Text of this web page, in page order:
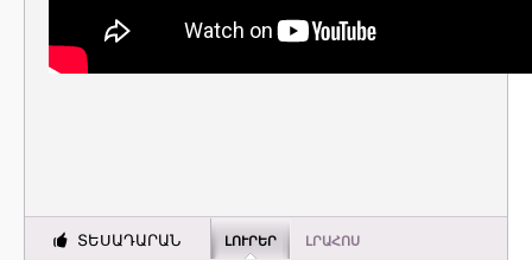
ՏԵՍԱԴԱՐԱՆ ԼՈՒՐԵՐ ԼՐԱՀՈՍ